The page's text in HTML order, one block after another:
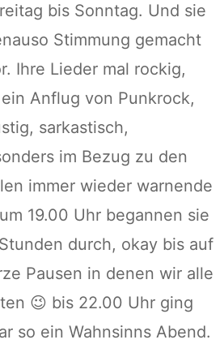
bis Sonntag. Und sie
Stimmung gemacht
Ihre Lieder mal rockig,
Anflug von Punkrock,
sarkastisch,
im Bezug zu den
immer wieder warnende
19.00 Uhr begannen sie
durch, okay bis auf
Pausen in denen wir alle
😉 bis 22.00 Uhr ging
so ein Wahnsinns Abend.